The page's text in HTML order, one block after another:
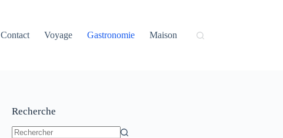
Contact Voyage Gastronomie Maison
Recherche